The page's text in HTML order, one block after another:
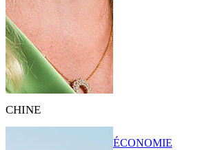
CHINE
ÉCONOMIE